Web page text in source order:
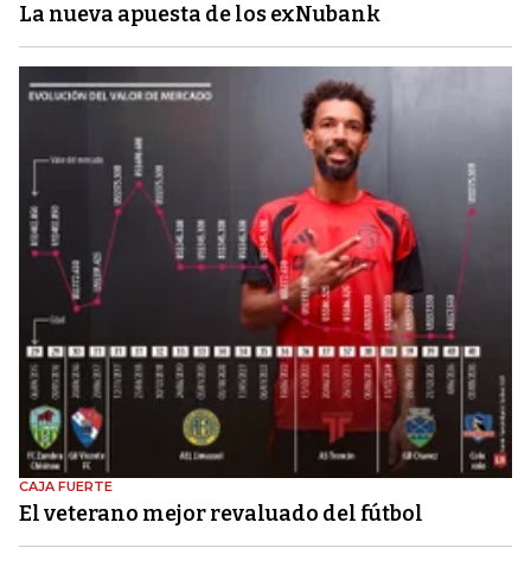
La nueva apuesta de los exNubank
CAJA FUERTE
El veterano mejor revaluado del fútbol